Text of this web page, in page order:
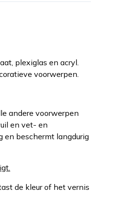
plexiglas en acryl.
voorwerpen.
andere voorwerpen
en vet- en
en beschermt langdurig
de kleur of het vernis